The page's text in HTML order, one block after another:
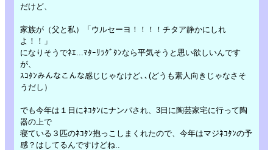
だけど、
家族が（父と私）「ウルセーヨ！！！！チタア静かにしれ
よ！！」
になりそうでﾈｴ...ﾏﾀｰﾘﾗｸﾞﾀﾝなら平気そうと思い欲しいんです
が、
ｽｺﾀﾝみんなこんな感じじゃなけど､､(どうも素人向きじゃなさそ
うだし）
でも今年は１日にﾈｺﾀﾝにナンパされ、3日に陶芸家宅に行って陶
器の上で
寝ている３匹のﾈｺﾀﾝ抱っこしまくれたので、今年はマジﾈｺﾀﾝの予
感？はしてるんですけどね..